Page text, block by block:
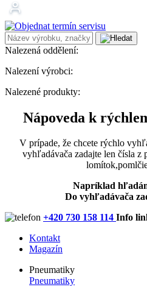
Nalezená oddělení:
Nalezení výrobci:
Nalezené produkty:
Nápoveda k
V prípade, že chcete rýchlo
vyhľadávača zadajte len čísla z
Napríklad
Do vyhľadávača
+420 730 158 114 Info
Kontakt
Magazín
Pneumatiky
Pneumatiky